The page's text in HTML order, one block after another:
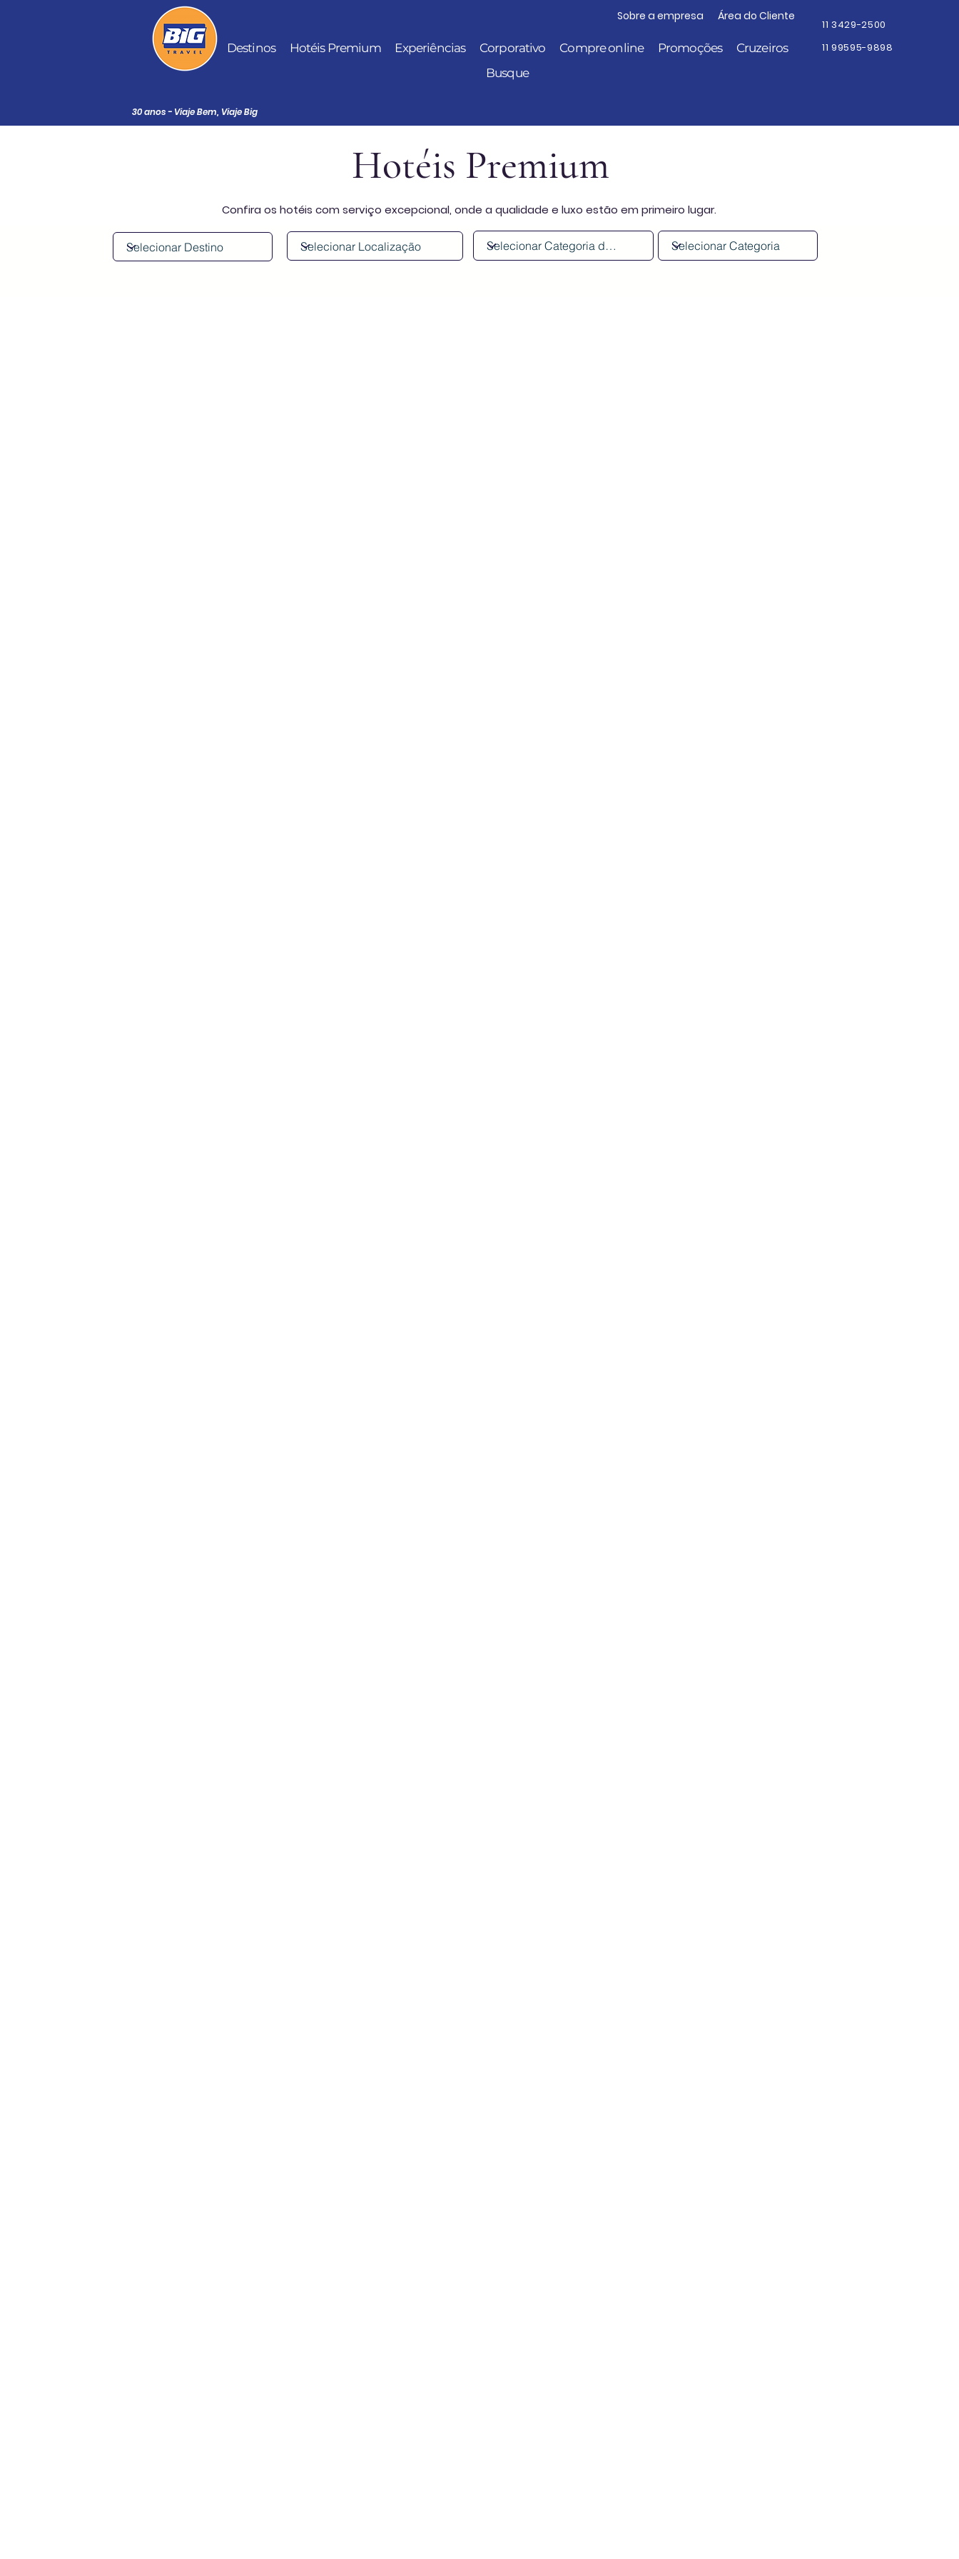
Sobre a empresa Área do Cliente
Destinos Hotéis Premium Experiências Corporativo Compre online Promoções
Cruzeiros
Busque
11 3429-2500
11 99595-9898
30 anos - Viaje Bem, Viaje Big
Hotéis Premium
Confira os hotéis com serviço excepcional, onde a qualidade e luxo estão em primeiro lugar.